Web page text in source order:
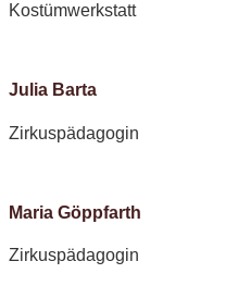
Kostümwerkstatt
Julia Barta
Zirkuspädagogin
Maria Göppfarth
Zirkuspädagogin